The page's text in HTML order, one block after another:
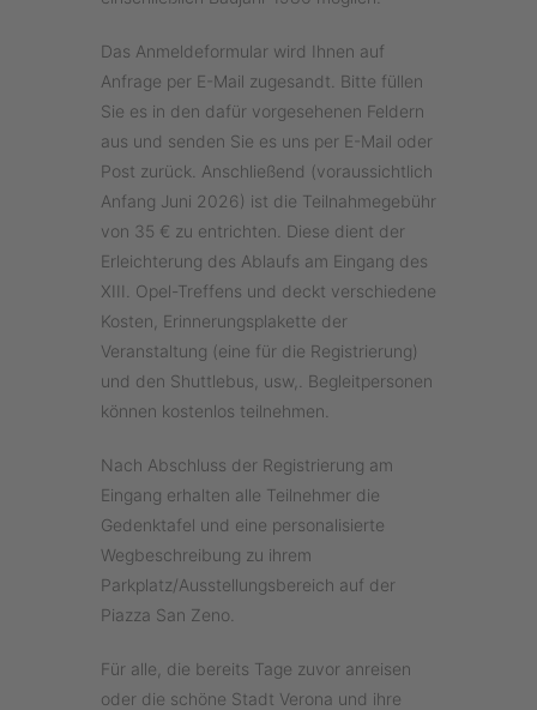
Das Anmeldeformular wird Ihnen auf
Anfrage per E-Mail zugesandt. Bitte füllen
Sie es in den dafür vorgesehenen Feldern
aus und senden Sie es uns per E-Mail oder
Post zurück. Anschließend (voraussichtlich
Anfang Juni 2026) ist die Teilnahmegebühr
von 35 € zu entrichten. Diese dient der
Erleichterung des Ablaufs am Eingang des
XIII. Opel-Treffens und deckt verschiedene
Kosten, Erinnerungsplakette der
Veranstaltung (eine für die Registrierung)
und den Shuttlebus, usw,. Begleitpersonen
können kostenlos teilnehmen.
Nach Abschluss der Registrierung am
Eingang erhalten alle Teilnehmer die
Gedenktafel und eine personalisierte
Wegbeschreibung zu ihrem
Parkplatz/Ausstellungsbereich auf der
Piazza San Zeno.
Für alle, die bereits Tage zuvor anreisen
oder die schöne Stadt Verona und ihre